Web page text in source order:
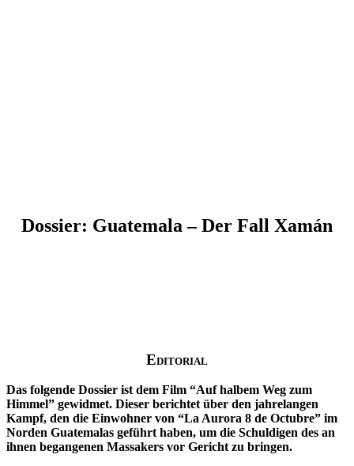
Dossier: Guatemala – Der Fall Xamán
Editorial
Das folgende Dossier ist dem Film “Auf halbem Weg zum
Himmel” gewidmet. Dieser berichtet über den jahrelangen
Kampf, den die Einwohner von “La Aurora 8 de Octubre” im
Norden Guatemalas geführt haben, um die Schuldigen des an
ihnen begangenen Massakers vor Gericht zu bringen.